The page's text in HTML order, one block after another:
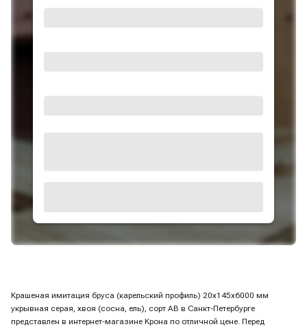
Крашеная имитация бруса (карельский профиль) 20х145х6000 мм
укрывная серая, хвоя (сосна, ель), сорт АВ в Санкт-Петербурге
представлен в интернет-магазине Крона по отличной цене. Перед